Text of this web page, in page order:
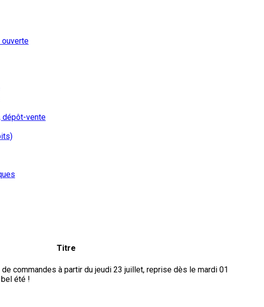
dépôt-vente
commandes à partir du jeudi 23 juillet, reprise dès le mardi 01
été !
Titre